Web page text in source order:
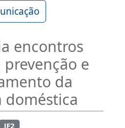
encontros
e
da
doméstica
JF2